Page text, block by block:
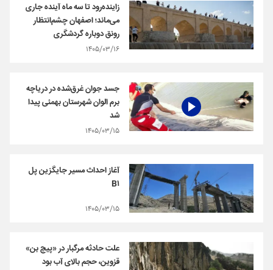
زاینده‌رود تا سه ماه آینده جاری
می‌ماند؛ اصفهان چشم‌انتظار
رونق دوباره گردشگری
۱۴۰۵/۰۳/۱۶
جسد جوان غرق‌شده در دریاچه
برم الوان شهرستان بهمئی پیدا
شد
۱۴۰۵/۰۳/۱۵
آغاز احداث مسیر جایگزین پل
B۱
۱۴۰۵/۰۳/۱۵
علت حادثه مرگبار در «پیچ بن»
قزوین، حجم بالای آب بود